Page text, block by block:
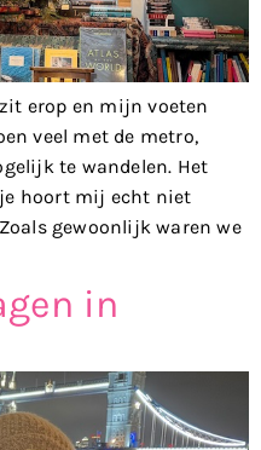
erop en mijn voeten
veel met de metro,
te wandelen. Het
hoort mij echt niet
gewoonlijk waren we
in